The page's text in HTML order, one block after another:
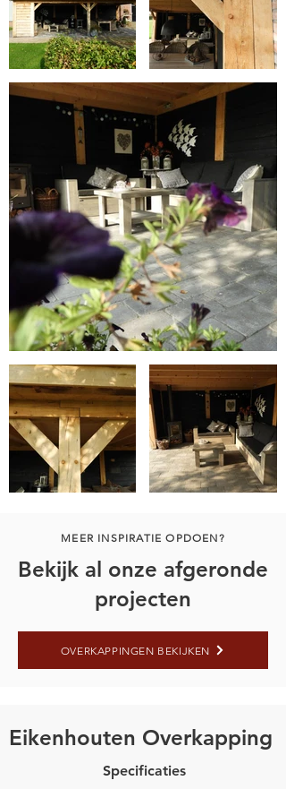
MEER INSPIRATIE OPDOEN?
Bekijk al onze afgeronde
projecten
OVERKAPPINGEN BEKIJKEN
Eikenhouten Overkapping
Specificaties